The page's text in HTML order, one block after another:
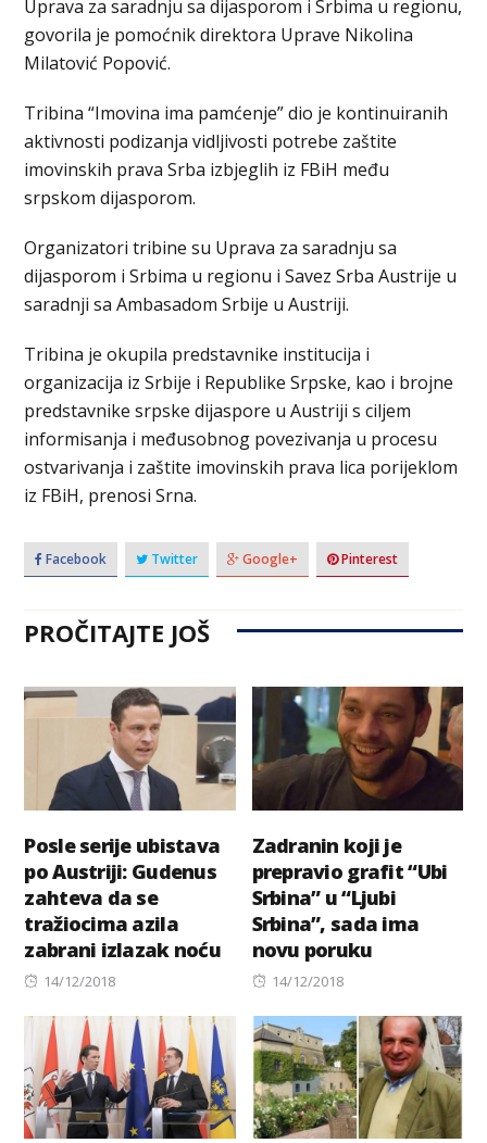
Uprava za saradnju sa dijasporom i Srbima u regionu,
govorila je pomoćnik direktora Uprave Nikolina
Milatović Popović.
Tribina “Imovina ima pamćenje” dio je kontinuiranih
aktivnosti podizanja vidljivosti potrebe zaštite
imovinskih prava Srba izbjeglih iz FBiH među
srpskom dijasporom.
Organizatori tribine su Uprava za saradnju sa
dijasporom i Srbima u regionu i Savez Srba Austrije u
saradnji sa Ambasadom Srbije u Austriji.
Tribina je okupila predstavnike institucija i
organizacija iz Srbije i Republike Srpske, kao i brojne
predstavnike srpske dijaspore u Austriji s ciljem
informisanja i međusobnog povezivanja u procesu
ostvarivanja i zaštite imovinskih prava lica porijeklom
iz FBiH, prenosi Srna.
Facebook Twitter Google+ Pinterest
PROČITAJTE JOŠ
Posle serije ubistava
po Austriji: Gudenus
zahteva da se
tražiocima azila
zabrani izlazak noću
Posted
14/12/2018
Zadranin koji je
prepravio grafit “Ubi
Srbina” u “Ljubi
Srbina”, sada ima
novu poruku
Posted
14/12/2018